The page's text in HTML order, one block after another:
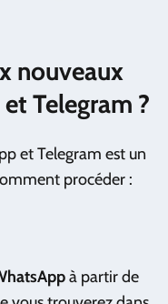
nouveaux
Telegram ?
et Telegram est un
procéder :
à partir de